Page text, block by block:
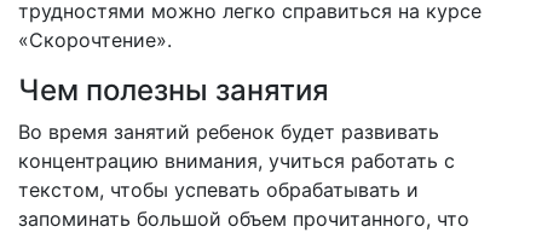
трудностями можно легко справиться на курсе
«Скорочтение».
Чем полезны занятия
Во время занятий ребенок будет развивать
концентрацию внимания, учиться работать с
текстом, чтобы успевать обрабатывать и
запоминать большой объем прочитанного, что